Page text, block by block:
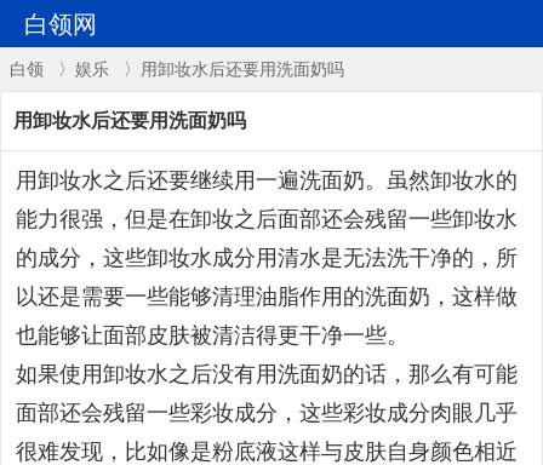
白领网
白领 〉 娱乐 〉用卸妆水后还要用洗面奶吗
用卸妆水后还要用洗面奶吗
用卸妆水之后还要继续用一遍洗面奶。虽然卸妆水的
能力很强，但是在卸妆之后面部还会残留一些卸妆水
的成分，这些卸妆水成分用清水是无法洗干净的，所
以还是需要一些能够清理油脂作用的洗面奶，这样做
也能够让面部皮肤被清洁得更干净一些。
如果使用卸妆水之后没有用洗面奶的话，那么有可能
面部还会残留一些彩妆成分，这些彩妆成分肉眼几乎
很难发现，比如像是粉底液这样与皮肤自身颜色相近